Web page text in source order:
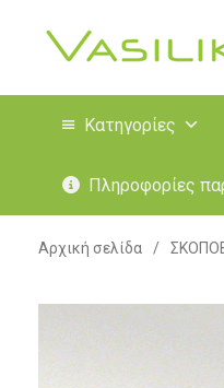
Κατηγορίες
Πληροφορίες
Αρχική σελίδα /